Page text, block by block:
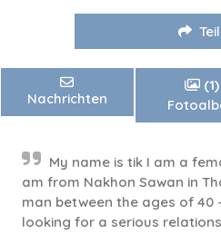
Nachrichten
(1)
My name is tik I am a
am from Nakhon Sawan in
man between the ages of 40
looking for a serious